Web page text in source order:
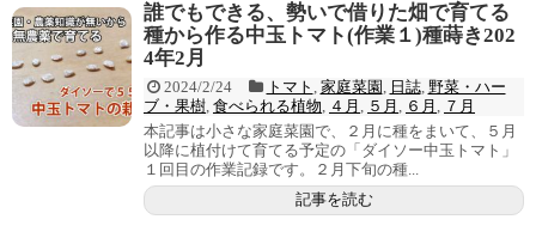
誰でもできる、勢いで借りた畑で育てる
種から作る中玉トマト(作業１)種蒔き202
4年2月
2024/2/24 トマト , 家庭菜園 , 日誌, 野菜・ハー
ブ・果樹, 食べられる植物, ４月 , ５月 , ６月 , ７月
本記事は小さな家庭菜園で、２月に種をまいて、５月
以降に植付けて育てる予定の「ダイソー中玉トマト」
１回目の作業記録です。２月下旬の種...
記事を読む